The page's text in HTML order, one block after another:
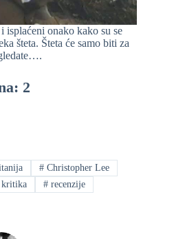
onako kako su se
šteta. Šteta će samo biti za
2
# Christopher Lee
kritika # recenzije